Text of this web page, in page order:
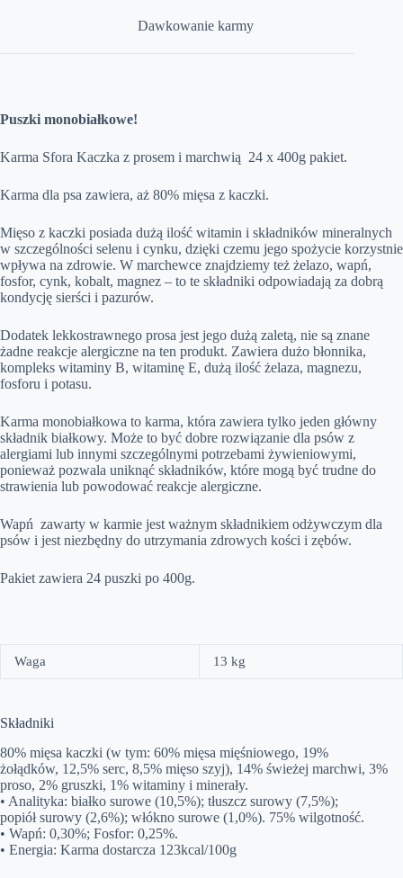
Dawkowanie karmy
Puszki monobiałkowe!
Karma Sfora Kaczka z prosem i marchwią 24 x 400g pakiet.
Karma dla psa zawiera, aż 80% mięsa z kaczki.
Mięso z kaczki posiada dużą ilość witamin i składników mineralnych
w szczególności selenu i cynku, dzięki czemu jego spożycie korzystnie
wpływa na zdrowie. W marchewce znajdziemy też żelazo, wapń,
fosfor, cynk, kobalt, magnez – to te składniki odpowiadają za dobrą
kondycję sierści i pazurów.
Dodatek lekkostrawnego prosa jest jego dużą zaletą, nie są znane
żadne reakcje alergiczne na ten produkt. Zawiera dużo błonnika,
kompleks witaminy B, witaminę E, dużą ilość żelaza, magnezu,
fosforu i potasu.
Karma monobiałkowa to karma, która zawiera tylko jeden główny
składnik białkowy. Może to być dobre rozwiązanie dla psów z
alergiami lub innymi szczególnymi potrzebami żywieniowymi,
ponieważ pozwala uniknąć składników, które mogą być trudne do
strawienia lub powodować reakcje alergiczne.
Wapń zawarty w karmie jest ważnym składnikiem odżywczym dla
psów i jest niezbędny do utrzymania zdrowych kości i zębów.
Pakiet zawiera 24 puszki po 400g.
Waga 13 kg
Składniki
80% mięsa kaczki (w tym: 60% mięsa mięśniowego, 19%
żołądków, 12,5% serc, 8,5% mięso szyj), 14% świeżej marchwi, 3%
proso, 2% gruszki, 1% witaminy i minerały.
• Analityka: białko surowe (10,5%); tłuszcz surowy (7,5%);
popiół surowy (2,6%); włókno surowe (1,0%). 75% wilgotność.
• Wapń: 0,30%; Fosfor: 0,25%.
• Energia: Karma dostarcza 123kcal/100g